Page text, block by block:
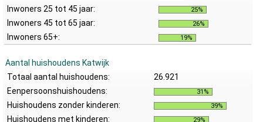
Inwoners 25 tot 45 jaar: 25%
Inwoners 45 tot 65 jaar: 26%
Inwoners 65+: 19%
Aantal huishoudens Katwijk
Totaal aantal huishoudens:
26.921
Eenpersoonshuishoudens:
31%
Huishoudens zonder kinderen: 39%
Huishoudens met kinderen: 29%